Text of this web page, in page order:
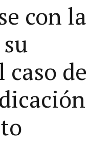
con la
caso de